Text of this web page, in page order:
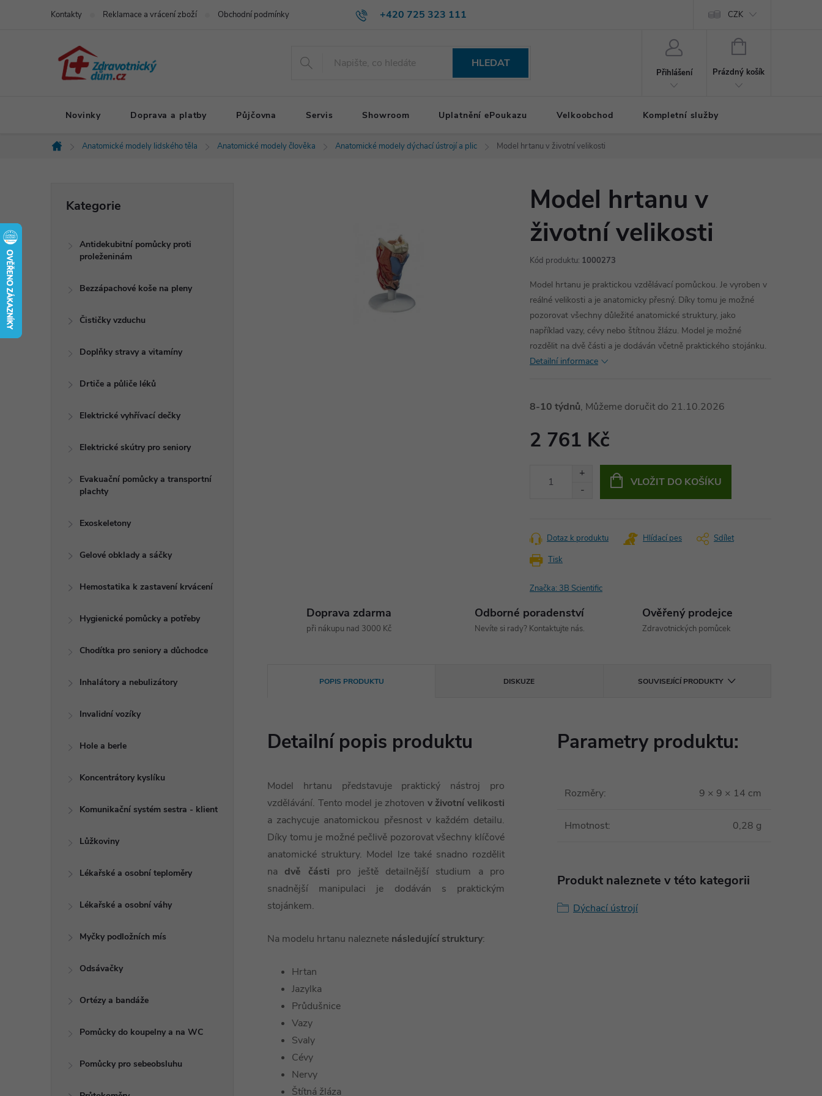
+420 725 323 111
Kontakty Reklamace a vrácení zboží Obchodní podmínky CZK
HLEDAT
Přihlášení
NÁKUPNÍ
Prázdný košík
Novinky Doprava a platby Půjčovna Servis Showroom Uplatnění ePoukazu Velkoobchod Kompletní služby
Domů
Anatomické modely lidského těla Anatomické modely člověka Anatomické modely dýchací ústrojí a plic Model hrtanu v životní velikosti
kategorie
Kategorie
Antidekubitní pomůcky proti
proleženinám
Bezzápachové koše na pleny
Čističky vzduchu
Doplňky stravy a vitamíny
Drtiče a půliče léků
Elektrické vyhřívací dečky
Elektrické skútry pro seniory
Evakuační pomůcky a transportní
plachty
Exoskeletony
Gelové obklady a sáčky
Hemostatika k zastavení krvácení
Hygienické pomůcky a potřeby
Chodítka pro seniory a důchodce
Inhalátory a nebulizátory
Invalidní vozíky
Hole a berle
Koncentrátory kyslíku
Komunikační systém sestra - klient
Lůžkoviny
Lékařské a osobní teploměry
Lékařské a osobní váhy
Myčky podložních mís
Odsávačky
Ortézy a bandáže
Pomůcky do koupelny a na WC
Pomůcky pro sebeobsluhu
Model hrtanu v
životní velikosti
Kód produktu: 1000273
Model hrtanu je praktickou vzdělávací pomůckou. Je vyroben v
reálné velikosti a je anatomicky přesný. Díky tomu je možné
pozorovat všechny důležité anatomické struktury, jako
například vazy, cévy nebo štítnou žlázu. Model je možné
rozdělit na dvě části a je dodáván včetně praktického stojánku.
Detailní informace
8-10 týdnů 21.10.2026
2 761 Kč
VLOŽIT DO KOŠÍKU
Tisk
Dotaz k produktu Hlídací pes Sdílet
Značka: 3B Scientific
Doprava zdarma
při nákupu nad 3000 Kč
Odborné poradenství
Nevíte si rady? Kontaktujte nás.
Ověřený prodejce
Zdravotnických pomůcek
POPIS PRODUKTU DISKUZE SOUVISEJÍCÍ PRODUKTY
Detailní popis produktu
Model hrtanu představuje praktický nástroj pro
vzdělávání. Tento model je zhotoven v životní velikosti
a zachycuje anatomickou přesnost v každém detailu.
Díky tomu je možné pečlivě pozorovat všechny klíčové
anatomické struktury. Model lze také snadno rozdělit
na dvě části pro ještě detailnější studium a pro
snadnější manipulaci je dodáván s praktickým
stojánkem.
Na modelu hrtanu naleznete následující struktury:
Hrtan
Jazylka
Průdušnice
Vazy
Svaly
Cévy
Nervy
Štítná žláza
Parametry produktu:
Rozměry: 9 × 9 × 14 cm
Hmotnost: 0,28 g
Produkt naleznete v této kategorii
Dýchací ústrojí